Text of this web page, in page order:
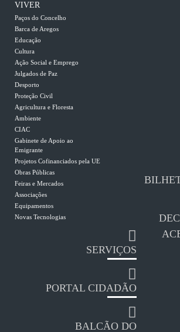
VIVER
Paços do Concelho
Barca de Aregos
Educação
Cultura
Ação Social e Emprego
Julgados de Paz
Desporto
Proteção Civil
Agricultura e Floresta
Ambiente
CIAC
Gabinete de Apoio ao
Emigrante
Projetos Cofinanciados pela UE
Obras Públicas
Feiras e Mercados
Associações
Equipamentos
Novas Tecnologias
SERVIÇOS
PORTAL CIDADÃO
BALCÃO DO